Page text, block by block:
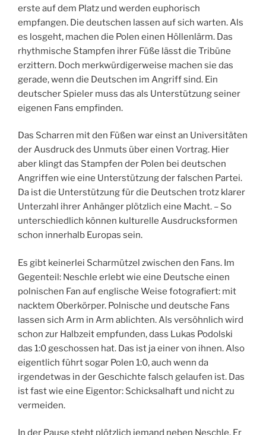
erste auf dem Platz und werden euphorisch
empfangen. Die deutschen lassen auf sich warten. Als
es losgeht, machen die Polen einen Höllenlärm. Das
rhythmische Stampfen ihrer Füße lässt die Tribüne
erzittern. Doch merkwürdigerweise machen sie das
gerade, wenn die Deutschen im Angriff sind. Ein
deutscher Spieler muss das als Unterstützung seiner
eigenen Fans empfinden.
Das Scharren mit den Füßen war einst an Universitäten
der Ausdruck des Unmuts über einen Vortrag. Hier
aber klingt das Stampfen der Polen bei deutschen
Angriffen wie eine Unterstützung der falschen Partei.
Da ist die Unterstützung für die Deutschen trotz klarer
Unterzahl ihrer Anhänger plötzlich eine Macht. – So
unterschiedlich können kulturelle Ausdrucksformen
schon innerhalb Europas sein.
Es gibt keinerlei Scharmützel zwischen den Fans. Im
Gegenteil: Neschle erlebt wie eine Deutsche einen
polnischen Fan auf englische Weise fotografiert: mit
nacktem Oberkörper. Polnische und deutsche Fans
lassen sich Arm in Arm ablichten. Als versöhnlich wird
schon zur Halbzeit empfunden, dass Lukas Podolski
das 1:0 geschossen hat. Das ist ja einer von ihnen. Also
eigentlich führt sogar Polen 1:0, auch wenn da
irgendetwas in der Geschichte falsch gelaufen ist. Das
ist fast wie eine Eigentor: Schicksalhaft und nicht zu
vermeiden.
In der Pause steht plötzlich jemand neben Neschle. Er